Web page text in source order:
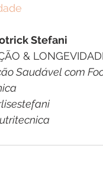
Stefani
&
Saudável com